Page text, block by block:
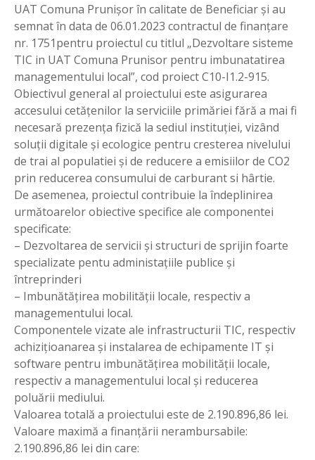
UAT Comuna Prunișor în calitate de Beneficiar și au
semnat în data de 06.01.2023 contractul de finanțare
nr. 1751pentru proiectul cu titlul „Dezvoltare sisteme
TIC in UAT Comuna Prunisor pentru imbunatatirea
managementului local”, cod proiect C10-I1.2-915.
Obiectivul general al proiectului este asigurarea
accesului cetățenilor la serviciile primăriei fără a mai fi
necesară prezența fizică la sediul instituției, vizând
soluții digitale și ecologice pentru cresterea nivelului
de trai al populatiei și de reducere a emisiilor de CO2
prin reducerea consumului de carburant si hârtie.
De asemenea, proiectul contribuie la îndeplinirea
următoarelor obiective specifice ale componentei
specificate:
– Dezvoltarea de servicii și structuri de sprijin foarte
specializate pentu administațiile publice și
întreprinderi
– Imbunătățirea mobilității locale, respectiv a
managementului local.
Componentele vizate ale infrastructurii TIC, respectiv
achizițioanarea și instalarea de echipamente IT și
software pentru imbunătățirea mobilității locale,
respectiv a managementului local și reducerea
poluării mediului.
Valoarea totală a proiectului este de 2.190.896,86 lei.
Valoare maximă a finanțării nerambursabile:
2.190.896,86 lei din care: